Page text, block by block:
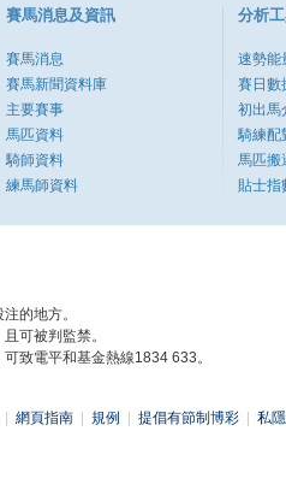
賽馬消息及資訊
賽馬消息
賽馬新聞資料庫
主要賽事
馬匹資料
騎師資料
練馬師資料
分析
速勢能
賽日數
初出馬
騎練配
馬匹搬
貼士指
的地方。
可被判監禁。
致電平和基金熱線1834 633。
網頁指南 規例 提倡有節制博彩 私